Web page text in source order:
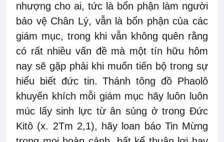
nhượng cho ai, tức là bổn phận làm người
bảo vệ Chân Lý, vẫn là bổn phận của các
giám mục, trong khi vẫn không quên rằng
có rất nhiều vấn đề mà một tín hữu hôm
nay sẽ gặp phải khi muốn tiến bộ trong sự
hiểu biết đức tin. Thánh tông đồ Phaolô
khuyến khích mỗi giám mục hãy luôn luôn
múc lấy sinh lực từ ân sủng ở trong Đức
Kitô (x. 2Tm 2,1), hãy loan báo Tin Mừng